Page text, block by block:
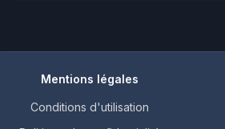
Mentions légales
Conditions d'utilisation